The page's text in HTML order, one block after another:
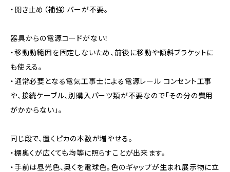
・開き止め（補強）バーが不要。
器具からの電源コードがない！
・移動動範囲を固定しないため、前後に移動や傾斜ブラケットに
も使える。
・通常必要となる電気工事士による電源レール コンセント工事
や、接続ケーブル、別購入パーツ類が不要なので「その分の費用
がかからない」。
同じ段で、置くピカの本数が増やせる。
・棚奥くが広くても均等に照らすことが出来ます。
・手前は昼光色、奥くを電球色。色のギャップが生まれ展示物に立